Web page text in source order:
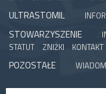
ULTRASTOMIL
STOWARZYSZENIE
STATUT
ZNIŻKI KONTAKT
POZOSTAŁE